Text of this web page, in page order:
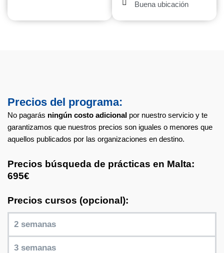
Buena ubicación
Precios del programa:
No pagarás ningún costo adicional por nuestro servicio y te
garantizamos que nuestros precios son iguales o menores que
aquellos publicados por las organizaciones en destino.
Precios búsqueda de prácticas en Malta:
695€
Precios cursos (opcional):
2 semanas
3 semanas